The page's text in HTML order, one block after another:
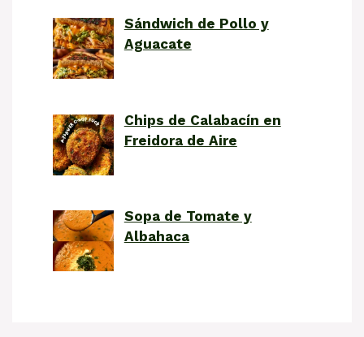
Sándwich de Pollo y
Aguacate
Chips de Calabacín en
Freidora de Aire
Sopa de Tomate y
Albahaca